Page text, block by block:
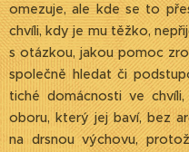
omezuje, ale kde se to
chvíli, kdy je mu těžko,
s otázkou, jakou pomoc
společně hledat či
tiché domácnosti ve
oboru, který jej baví, bez
na drsnou výchovu,